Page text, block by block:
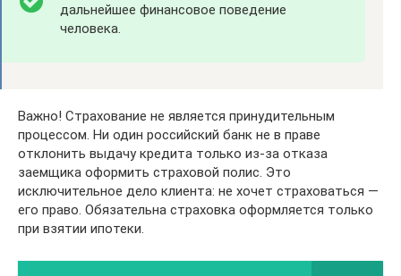
дальнейшее финансовое поведение
человека.
Важно! Страхование не является принудительным
процессом. Ни один российский банк не в праве
отклонить выдачу кредита только из-за отказа
заемщика оформить страховой полис. Это
исключительное дело клиента: не хочет страховаться —
его право. Обязательна страховка оформляется только
при взятии ипотеки.